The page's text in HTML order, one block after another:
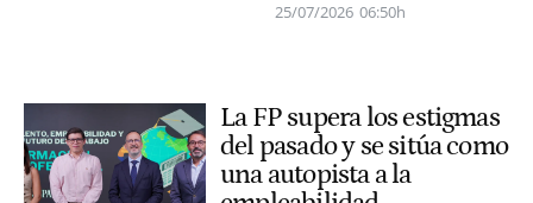
25/07/2026 06:50h
La FP supera los estigmas
del pasado y se sitúa como
una autopista a la